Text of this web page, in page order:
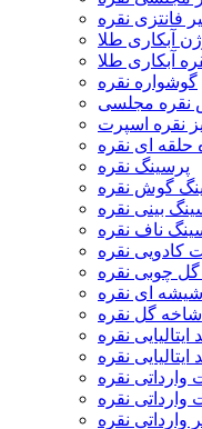
فانتزی نقره
آبکاری طلا
آبکاری طلا
گوشواره نقره
نقره مجلسی
نقره اسپرت
حلقه ای نقره
پرسینگ نقره
گوش نقره
بینی نقره
ناف نقره
کادویی نقره
چوبی نقره
ای نقره
شاخه گل نقره
ایتالیایی نقره
ایتالیایی نقره
نقره
نقره
وارداتی نقره